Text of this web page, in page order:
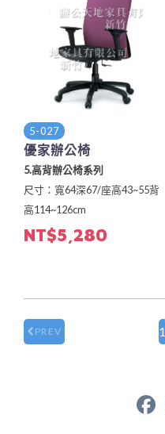
5-027
優家辦公椅
5.高背辦公椅系列
尺寸：寬64深67/座高43~55背
高114~126cm
NT$5,280
PREV 1